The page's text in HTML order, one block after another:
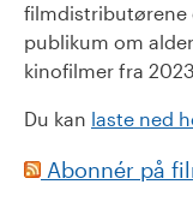
filmdistributørene
publikum om
kinofilmer fra
Du kan laste ned
Abonnér på